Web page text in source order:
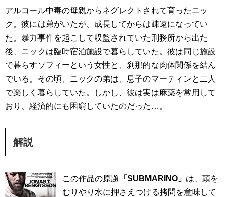
アルコール中毒の母親からネグレクトされて育ったニッ
ク。彼には弟がいたが、成長してからは疎遠になってい
た。暴力事件を起こして収監されていた刑務所から出た
後、ニックは臨時宿泊施設で暮らしていた。彼は同じ施設
で暮らすソフィーという女性と、刹那的な肉体関係を結ん
でいる。その頃、ニックの弟は、息子のマーティンと二人
で楽しく暮らしていた。しかし、彼は実は麻薬を常用して
おり、経済的にも困窮していたのだった…。
解説
この作品の原題 「SUBMARINO」 は、頭を
むりやり水に押さえつける拷問を意味して